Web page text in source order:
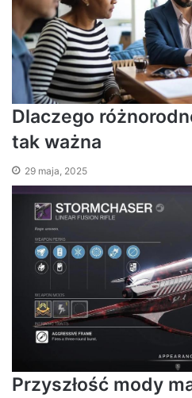
Dlaczego
tak ważna
29 maja, 2025
Przyszłość mody